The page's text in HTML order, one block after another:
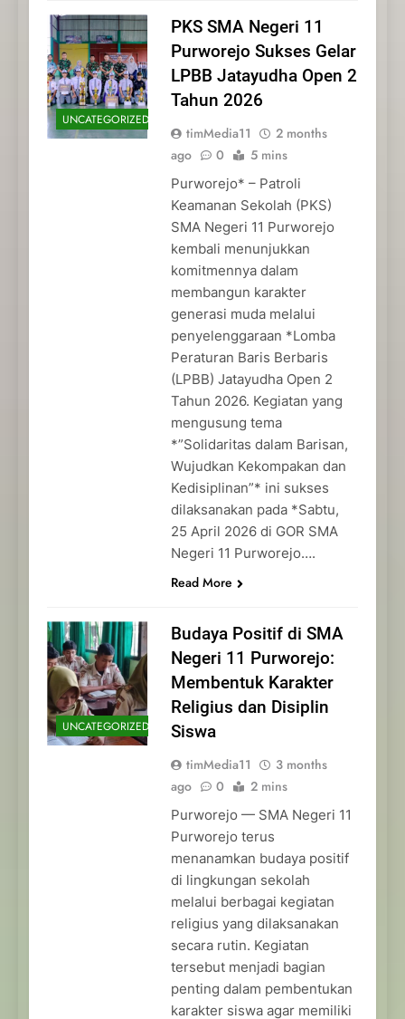
UNCATEGORIZED
PKS SMA Negeri 11
Purworejo Sukses Gelar
LPBB Jatayudha Open 2
Tahun 2026
timMedia11
2 months
ago
0 5 mins
Purworejo* – Patroli
Keamanan Sekolah (PKS)
SMA Negeri 11 Purworejo
kembali menunjukkan
komitmennya dalam
membangun karakter
generasi muda melalui
penyelenggaraan *Lomba
Peraturan Baris Berbaris
(LPBB) Jatayudha Open 2
Tahun 2026. Kegiatan yang
mengusung tema
*”Solidaritas dalam Barisan,
Wujudkan Kekompakan dan
Kedisiplinan”* ini sukses
dilaksanakan pada *Sabtu,
25 April 2026 di GOR SMA
Negeri 11 Purworejo….
Read More
UNCATEGORIZED
Budaya Positif di SMA
Negeri 11 Purworejo:
Membentuk Karakter
Religius dan Disiplin
Siswa
timMedia11
3 months
ago
0 2 mins
Purworejo — SMA Negeri 11
Purworejo terus
menanamkan budaya positif
di lingkungan sekolah
melalui berbagai kegiatan
religius yang dilaksanakan
secara rutin. Kegiatan
tersebut menjadi bagian
penting dalam pembentukan
karakter siswa agar memiliki